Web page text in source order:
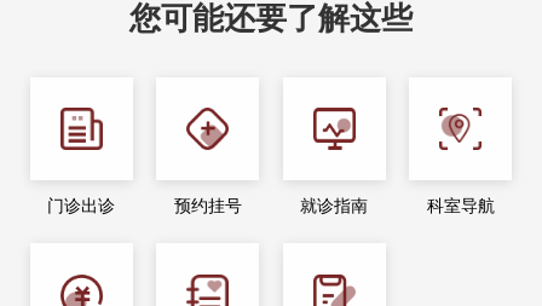
您可能还要了解这些
门诊出诊 预约挂号 就诊指南 科室导航